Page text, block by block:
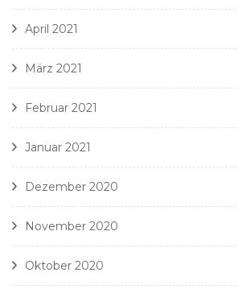
April 2021
März 2021
Februar 2021
Januar 2021
Dezember 2020
November 2020
Oktober 2020